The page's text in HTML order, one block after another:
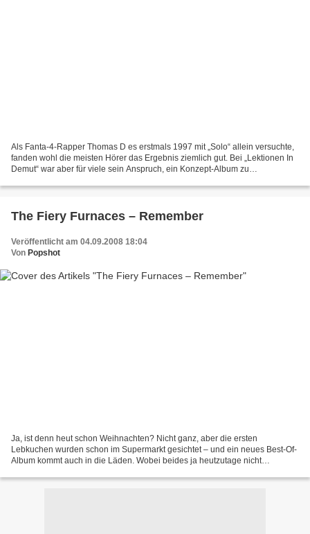
Als Fanta-4-Rapper Thomas D es erstmals 1997 mit „Solo“ allein versuchte,
fanden wohl die meisten Hörer das Ergebnis ziemlich gut. Bei „Lektionen In
Demut“ war aber für viele sein Anspruch, ein Konzept-Album zu
The Fiery Furnaces – Remember
Veröffentlicht am 04.09.2008 18:04
Von Popshot
Ja, ist denn heut schon Weihnachten? Nicht ganz, aber die ersten
Lebkuchen wurden schon im Supermarkt gesichtet – und ein neues Best-Of-
Album kommt auch in die Läden. Wobei beides ja heutzutage nicht